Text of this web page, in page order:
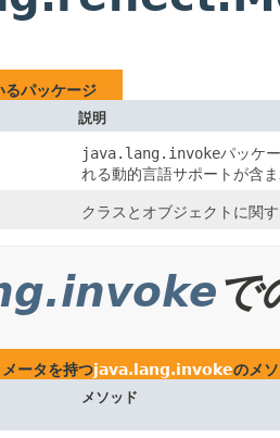
るパッケージ
説明
java.lang.invokeパッケ
れる動的言語サポートが含
クラスとオブジェクトに関
で
ータを持つjava.lang.invokeのメ
メソッド